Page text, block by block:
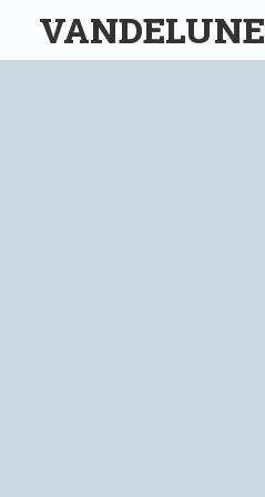
VANDELUNE